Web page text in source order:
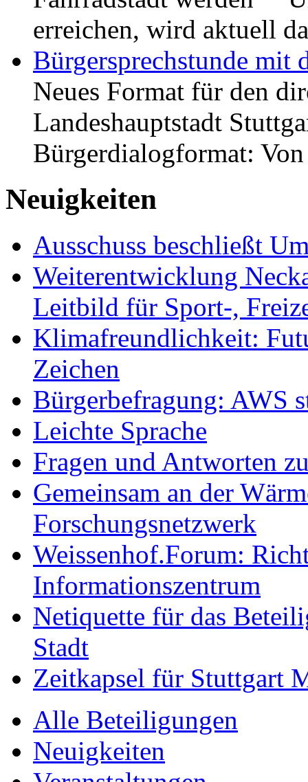
erreichen, wird aktuell
Bürgersprechstunde mit
Neues Format für den
Landeshauptstadt
Bürgerdialogformat:
Neuigkeiten
Ausschuss beschließt
Weiterentwicklung
Leitbild für Sport-,
Klimafreundlichkeit:
Zeichen
Bürgerbefragung: AWS
Leichte Sprache
Fragen und Antworten
Gemeinsam an der
Forschungsnetzwerk
Weissenhof.Forum:
Informationszentrum
Netiquette für das
Stadt
Zeitkapsel für Stuttgart
Alle Beteiligungen
Neuigkeiten